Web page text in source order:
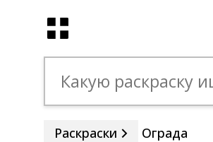
Раскраски Ограда